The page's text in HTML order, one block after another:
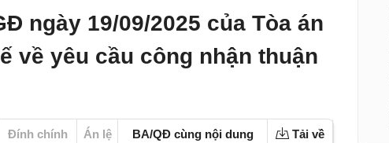
ngày 19/09/2025 của Tòa án
về yêu cầu công nhận thuận
Đính chính Án lệ BA/QĐ cùng nội dung Tải về